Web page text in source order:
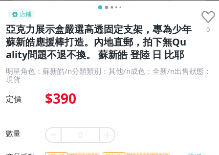
店鋪
亞克力展示盒嚴選高透固定支架，專為少年
蘇新皓應援棒打造。內地直郵，拍下無Qu
ality問題不退不換。 蘇新皓 登陸 日 比耶
0
明星角色：蘇新皓/n分類類別：其他/n成色：全新/n出售狀態：
現貨
定價 $390
數量